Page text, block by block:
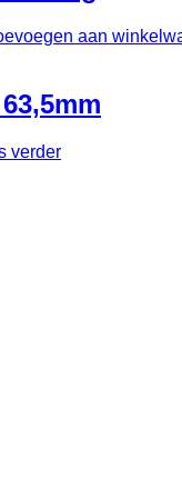
aan
verder